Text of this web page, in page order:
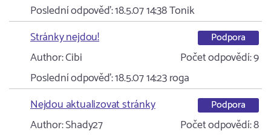
Poslední odpověď:18.5.07 14:38Tonik
Stránky nejdou!
Podpora
Author:Cibi Počet odpovědí:9
Poslední odpověď:18.5.07 14:23roga
Nejdou aktualizovat stránky
Podpora
Author:Shady27 Počet odpovědí:8